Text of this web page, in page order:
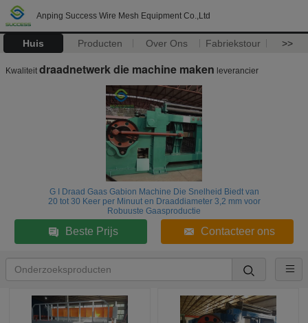
Anping Success Wire Mesh Equipment Co.,Ltd
Huis Producten Over Ons Fabriekstour >>
Kwaliteit draadnetwerk die machine maken leverancier
G I Draad Gaas Gabion Machine Die Snelheid Biedt van
20 tot 30 Keer per Minuut en Draaddiameter 3,2 mm voor
Robuuste Gaasproductie
Beste Prijs Contacteer ons